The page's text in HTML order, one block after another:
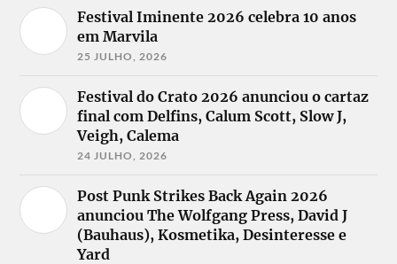
Festival Iminente 2026 celebra 10 anos
em Marvila
25 JULHO, 2026
Festival do Crato 2026 anunciou o cartaz
final com Delfins, Calum Scott, Slow J,
Veigh, Calema
24 JULHO, 2026
Post Punk Strikes Back Again 2026
anunciou The Wolfgang Press, David J
(Bauhaus), Kosmetika, Desinteresse e
Yard